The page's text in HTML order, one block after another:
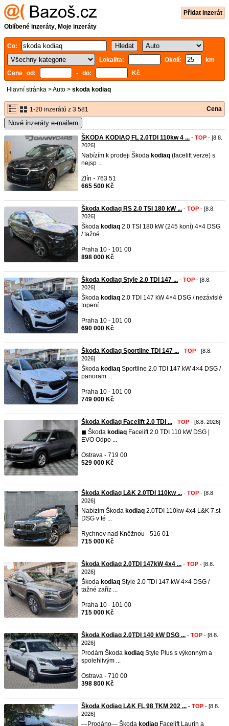
Přidat inzerát
Oblíbené inzeráty, Moje inzeráty
Co:
Lokalita:
Okolí:
km
Cena od:
- do: Kč
Hlavní stránka >Auto > skoda kodiaq
1-20 inzerátů z 3 581 Cena
Nové inzeráty e-mailem
ŠKODA KODIAQ FL 2.0TDI 110kw 4 ... - TOP - [8.8.
2026]
Nabízím k prodeji Škoda kodiaq (facelift verze) s
nejsp ...
Zlín - 763 51
665 500 Kč
Škoda Kodiaq RS 2.0 TSI 180 kW ... - TOP - [8.8.
2026]
Škoda kodiaq 2.0 TSI 180 kW (245 koní) 4×4 DSG
/ tažné ...
Praha 10 - 101 00
898 000 Kč
Škoda Kodiaq Style 2.0 TDI 147 ... - TOP - [8.8.
2026]
Škoda kodiaq 2.0 TDI 147 kW 4×4 DSG / nezávislé
topení ...
Praha 10 - 101 00
690 000 Kč
Škoda Kodiaq Sportline TDI 147 ... - TOP - [8.8.
2026]
Škoda kodiaq Sportline 2.0 TDI 147 kW 4×4 DSG /
panoram ...
Praha 10 - 101 00
749 000 Kč
Škoda Kodiaq Facelift 2.0 TDI ... - TOP - [8.8. 2026]
◼︎ Škoda kodiaq Facelift 2.0 TDI 110 kW DSG |
EVO Odpo ...
Ostrava - 719 00
529 000 Kč
Škoda Kodiaq L&K 2.0TDI 110kw ... - TOP - [8.8.
2026]
Nabízím Škoda kodiaq 2.0TDI 110kw 4x4 L&K 7.st
DSG v té ...
Rychnov nad Kněžnou - 516 01
715 000 Kč
Škoda Kodiaq 2.0TDI 147kW 4x4 ... - TOP - [8.8.
2026]
Škoda kodiaq Style 2.0 TDI 147 kW 4×4 DSG /
tažné zaříz ...
Praha 10 - 101 00
715 000 Kč
Škoda Kodiaq 2.0TDI 140 kW DSG ... - TOP - [8.8.
2026]
Prodám Škoda kodiaq Style Plus s výkonným a
spolehlivým ...
Ostrava - 710 00
398 800 Kč
Škoda Kodiaq L&K FL 98 TKM 202 ... - TOP - [8.8.
2026]
—Prodáno— Škoda kodiaq Facelift Laurin a